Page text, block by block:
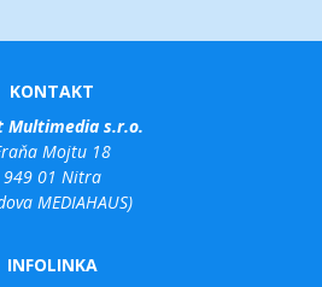
KONTAKT
Multimedia s.r.o.
Mojtu 18
949 01 Nitra
MEDIAHAUS)
INFOLINKA